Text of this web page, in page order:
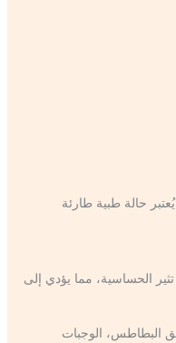
حالة طبية طارئة
الحساسية، مما يؤدي إلى
البطاطس، الوجبات